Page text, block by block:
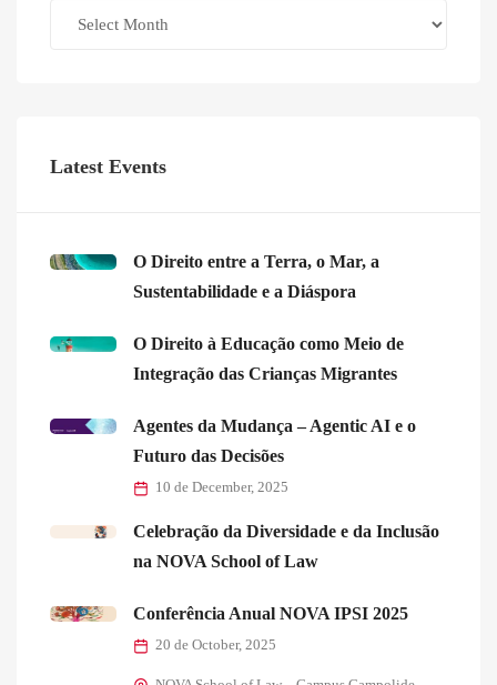
Latest Events
O Direito entre a Terra, o Mar, a
Sustentabilidade e a Diáspora
O Direito à Educação como Meio de
Integração das Crianças Migrantes
Agentes da Mudança – Agentic AI e o
Futuro das Decisões
10 de December, 2025
Celebração da Diversidade e da Inclusão
na NOVA School of Law
Conferência Anual NOVA IPSI 2025
20 de October, 2025